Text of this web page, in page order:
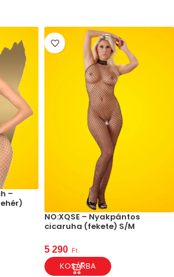
–
NO:XQSE – Nyakpántos
cicaruha (fekete) S/M
5 290 Ft
KOSÁRBA